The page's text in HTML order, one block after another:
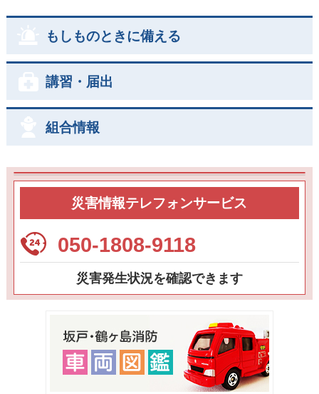
もしものときに備える
講習・届出
組合情報
災害情報テレフォンサービス
050-1808-9118
災害発生状況を確認できます